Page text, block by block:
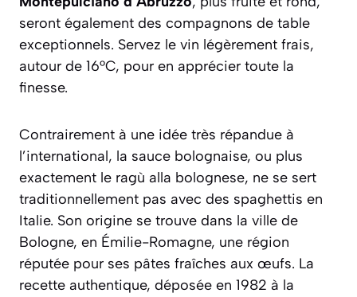
seront également des compagnons de table
exceptionnels. Servez le vin légèrement frais,
autour de 16°C, pour en apprécier toute la
finesse.
Contrairement à une idée très répandue à
l’international, la sauce bolognaise, ou plus
exactement le ragù alla bolognese, ne se sert
traditionnellement pas avec des spaghettis en
Italie. Son origine se trouve dans la ville de
Bologne, en Émilie-Romagne, une région
réputée pour ses pâtes fraîches aux œufs. La
recette authentique, déposée en 1982 à la